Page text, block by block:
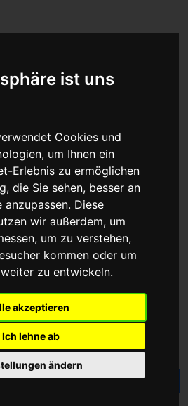
ist uns
Cookies und
um Ihnen ein
Erlebnis zu ermöglichen
die Sie sehen, besser an
anzupassen. Diese
wir außerdem, um
um zu verstehen,
kommen oder um
zu entwickeln.
akzeptieren
Ich lehne ab
ändern